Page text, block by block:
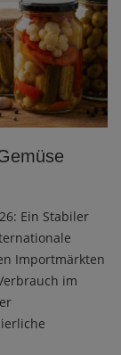
Ein Stabiler
Importmärkten
im